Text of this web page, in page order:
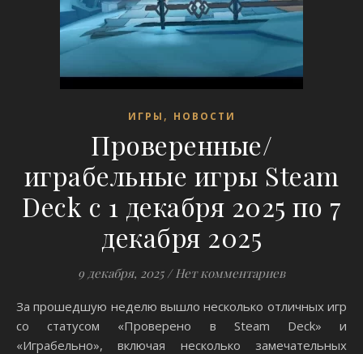
ИГРЫ , НОВОСТИ
Проверенные/
играбельные игры Steam
Deck с 1 декабря 2025 по 7
декабря 2025
9 декабря, 2025 / Нет комментариев
За прошедшую неделю вышло несколько отличных игр
со статусом «Проверено в Steam Deck» и
«Играбельно», включая несколько замечательных